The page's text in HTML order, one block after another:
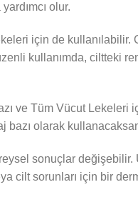
olur.
için de
kullanımda, ciltteki
ve Tüm Vücut Lekeleri
bazı olarak
sonuçlar
cilt sorunları için bir